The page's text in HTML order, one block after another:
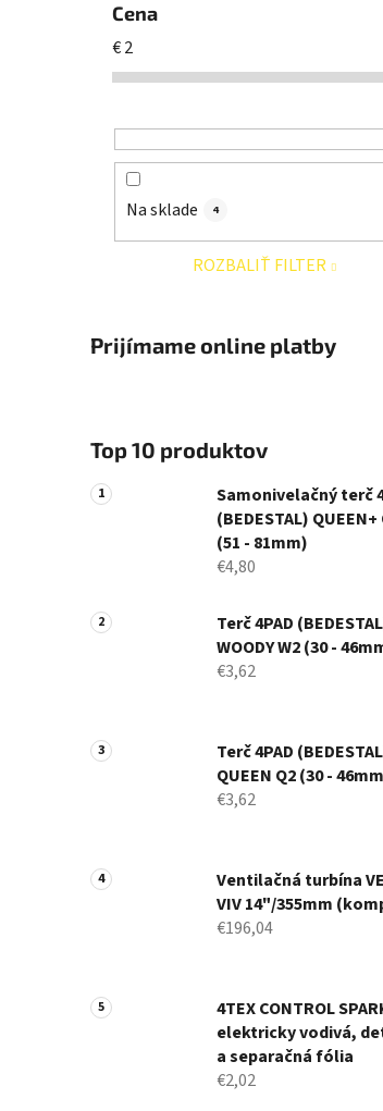
Cena
€2
Na sklade 4
ROZBALIŤ FILTER
Prijímame online platby
Top 10 produktov
Samonivelačný terč
(BEDESTAL) QUEEN+
(51 - 81mm)
€4,80
Terč 4PAD
WOODY W2 (30 -
€3,62
Terč 4PAD
QUEEN Q2 (30 -
€3,62
Ventilačná turbína
VIV 14"/355mm
€196,04
4TEX CONTROL
elektricky vodivá,
a separačná fólia
€2,02